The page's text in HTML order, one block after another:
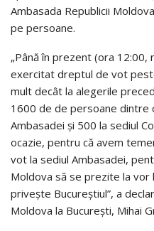
Ambasada Republicii
pe persoane.
„Până în prezent (ora 12:00,
exercitat dreptul de vot
mult decât la alegerile
1600 de de persoane dintre
Ambasadei și 500 la sediul
ocazie, pentru că avem
vot la sediul Ambasadei,
Moldova să se prezite la vor
privește Bucureștiul”, a
Moldova la București, Mihai